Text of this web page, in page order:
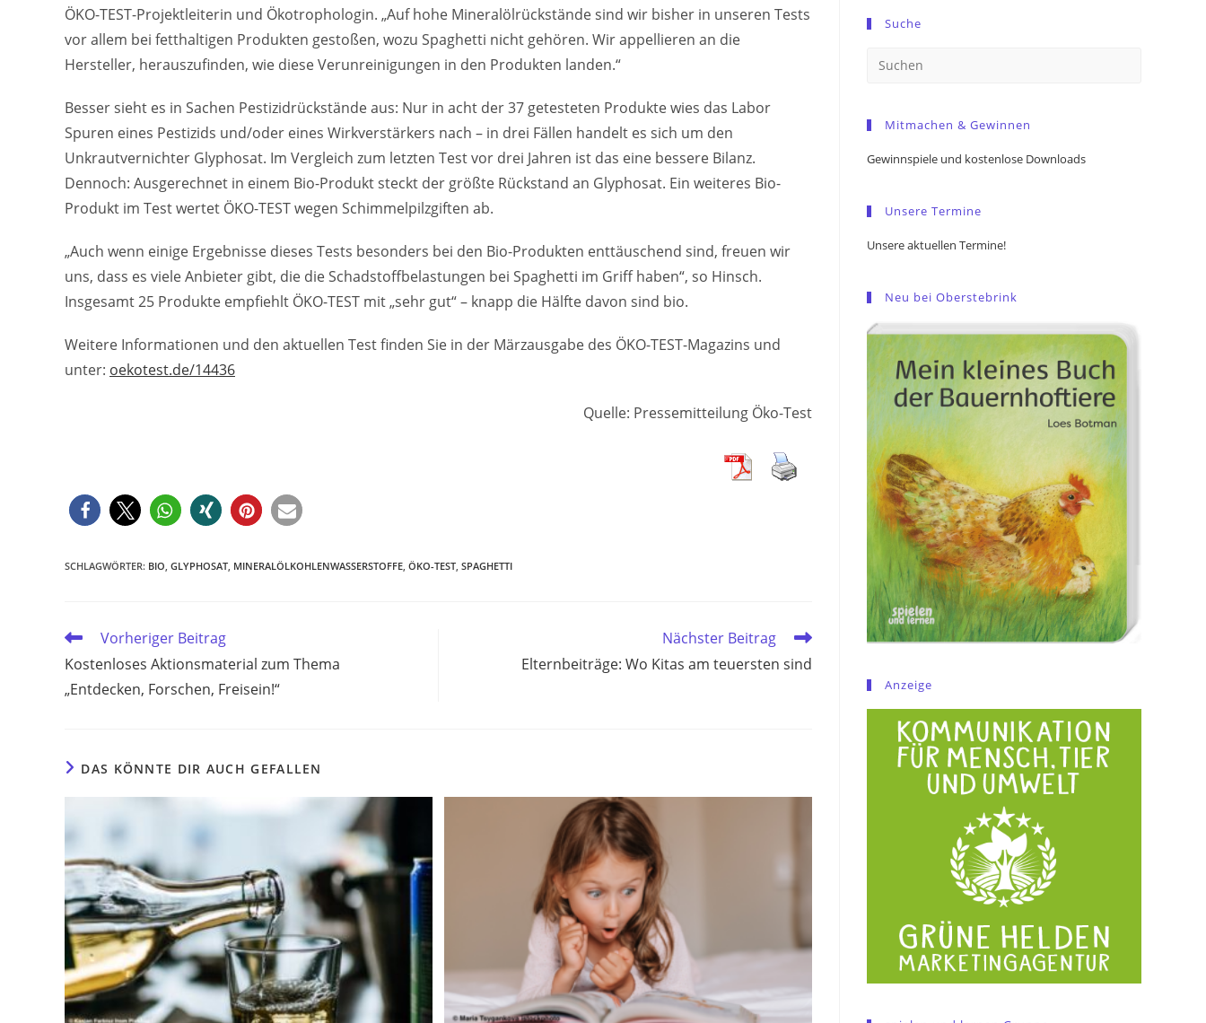
ÖKO-TEST-Projektleiterin und Ökotrophologin. „Auf hohe Mineralölrückstände sind wir bisher in unseren Tests
vor allem bei fetthaltigen Produkten gestoßen, wozu Spaghetti nicht gehören. Wir appellieren an die
Hersteller, herauszufinden, wie diese Verunreinigungen in den Produkten landen.“
Besser sieht es in Sachen Pestizidrückstände aus: Nur in acht der 37 getesteten Produkte wies das Labor
Spuren eines Pestizids und/oder eines Wirkverstärkers nach – in drei Fällen handelt es sich um den
Unkrautvernichter Glyphosat. Im Vergleich zum letzten Test vor drei Jahren ist das eine bessere Bilanz.
Dennoch: Ausgerechnet in einem Bio-Produkt steckt der größte Rückstand an Glyphosat. Ein weiteres Bio-
Produkt im Test wertet ÖKO-TEST wegen Schimmelpilzgiften ab.
„Auch wenn einige Ergebnisse dieses Tests besonders bei den Bio-Produkten enttäuschend sind, freuen wir
uns, dass es viele Anbieter gibt, die die Schadstoffbelastungen bei Spaghetti im Griff haben“, so Hinsch.
Insgesamt 25 Produkte empfiehlt ÖKO-TEST mit „sehr gut“ – knapp die Hälfte davon sind bio.
Weitere Informationen und den aktuellen Test finden Sie in der Märzausgabe des ÖKO-TEST-Magazins und
unter: oekotest.de/14436
Quelle: Pressemitteilung Öko-Test
SCHLAGWÖRTER: BIO GLYPHOSAT MINERALÖLKOHLENWASSERSTOFFE ÖKO-TEST SPAGHETTI
Weitere
ansehen
Vorheriger Beitrag
Kostenloses Aktionsmaterial zum Thema
„Entdecken, Forschen, Freisein!“
Nächster Beitrag
Elternbeiträge: Wo Kitas am teuersten sind
DAS KÖNNTE DIR AUCH GEFALLEN
Suche
Mitmachen & Gewinnen
Gewinnspiele und kostenlose Downloads
Unsere Termine
Unsere aktuellen Termine!
Neu bei Oberstebrink
Anzeige